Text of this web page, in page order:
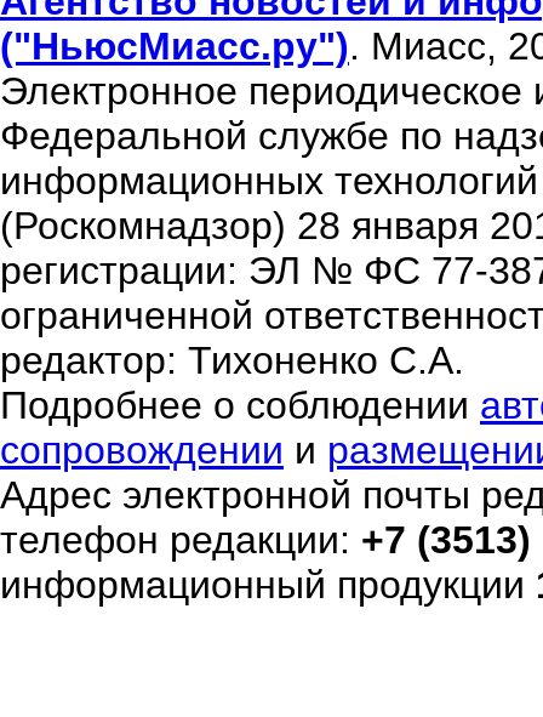
("НьюсМиасс.ру"). Миасс,
Электронное периодическое
Федеральной службе по
информационных
(Роскомнадзор) 28 января
регистрации: ЭЛ № ФС 77-
ограниченной
редактор: Тихоненко С.А.
Подробнее о соблюдении
сопровождении и
Адрес электронной почты
телефон редакции: +7
информационный продукции